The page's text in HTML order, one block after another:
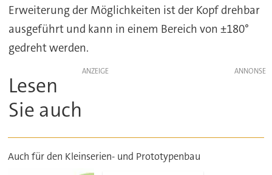
Erweiterung der Möglichkeiten ist der Kopf drehbar
ausgeführt und kann in einem Bereich von ±180°
gedreht werden.
ANZEIGE
Lesen
Sie auch
Auch für den Kleinserien- und Prototypenbau